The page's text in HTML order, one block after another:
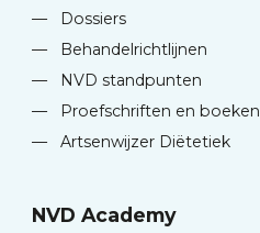
—
Dossiers
—
Behandelrichtlijnen
—
NVD standpunten
—
Proefschriften en boeken
—
Artsenwijzer Diëtetiek
NVD Academy